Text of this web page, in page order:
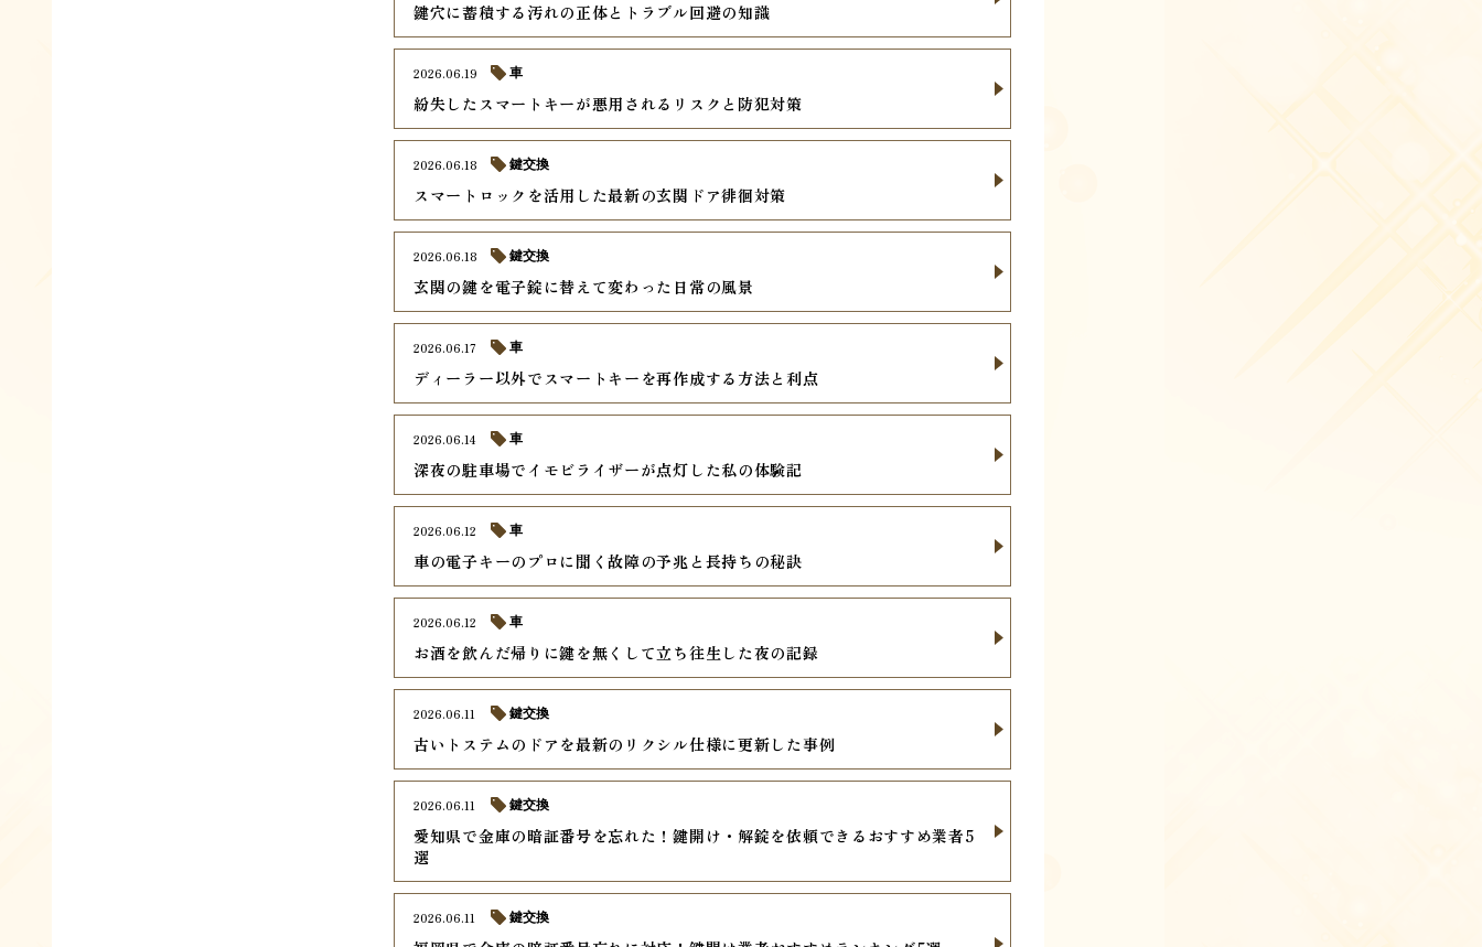
鍵穴に蓄積する汚れの正体とトラブル回避の知識
紛失したスマートキーが悪用されるリスクと防犯対策
2026.06.19 車
スマートロックを活用した最新の玄関ドア徘徊対策
2026.06.18 鍵交換
玄関の鍵を電子錠に替えて変わった日常の風景
2026.06.18 鍵交換
ディーラー以外でスマートキーを再作成する方法と利点
2026.06.17 車
深夜の駐車場でイモビライザーが点灯した私の体験記
2026.06.14 車
車の電子キーのプロに聞く故障の予兆と長持ちの秘訣
2026.06.12 車
お酒を飲んだ帰りに鍵を無くして立ち往生した夜の記録
2026.06.12 車
古いトステムのドアを最新のリクシル仕様に更新した事例
2026.06.11 鍵交換
愛知県で金庫の暗証番号を忘れた！鍵開け・解錠を依頼できるおすすめ業者5
選
2026.06.11 鍵交換
2026.06.11 鍵交換